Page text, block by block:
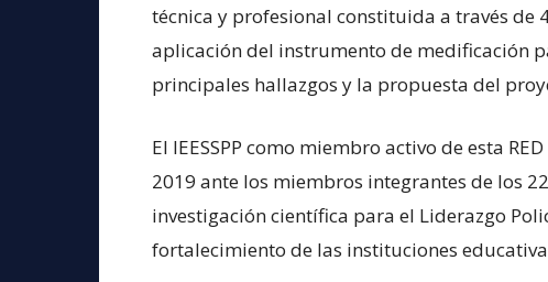
técnica y profesional constituida a través de
aplicación del instrumento de medificación
principales hallazgos y la propuesta del
El IEESSPP como miembro activo de esta
2019 ante los miembros integrantes de los
investigación científica para el Liderazgo
fortalecimiento de las instituciones